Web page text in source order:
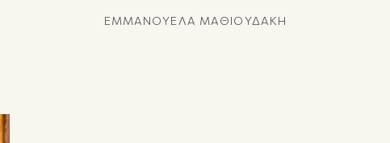
ΕΜΜΑΝΟΥΕΛΑ ΜΑΘΙΟΥΔΑΚΗ